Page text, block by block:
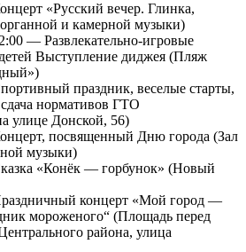
«Русский вечер. Глинка,
и камерной музыки)
— Развлекательно-игровые
Выступление диджея (Пляж
праздник, веселые старты,
нормативов ГТО
улице Донской, 56)
посвященный Дню города (Зал
музыки)
«Конёк — горбунок» (Новый
концерт «Мой город —
мороженого“ (Площадь перед
района, улица